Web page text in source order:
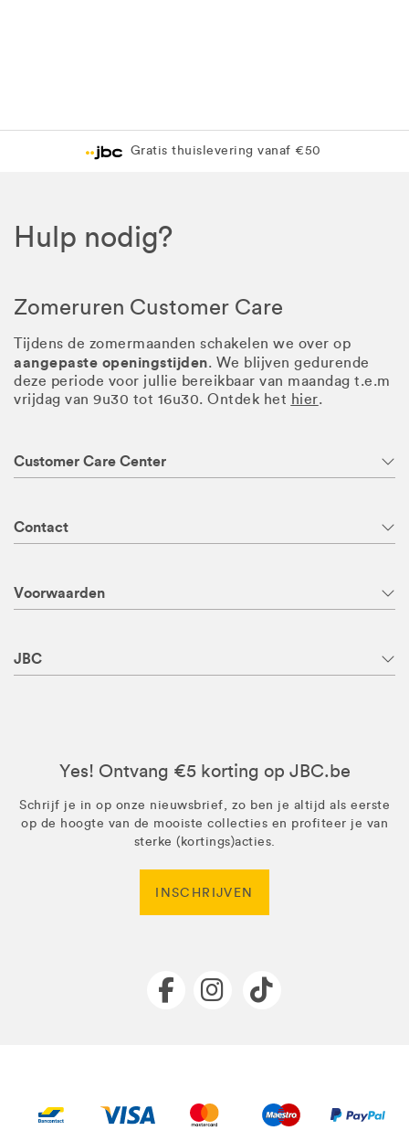
Gratis thuislevering vanaf €50
Hulp nodig?
Zomeruren Customer Care
Tijdens de zomermaanden schakelen we over op
aangepaste openingstijden. We blijven gedurende
deze periode voor jullie bereikbaar van maandag t.e.m
vrijdag van 9u30 tot 16u30. Ontdek het hier.
Customer Care Center
Contact
Voorwaarden
JBC
Yes! Ontvang €5 korting op JBC.be
Schrijf je in op onze nieuwsbrief, zo ben je altijd als eerste
op de hoogte van de mooiste collecties en profiteer je van
sterke (kortings)acties.
INSCHRIJVEN